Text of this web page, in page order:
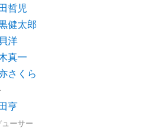
哲児
健太郎
洋
真一
さくら
亨
ーサー